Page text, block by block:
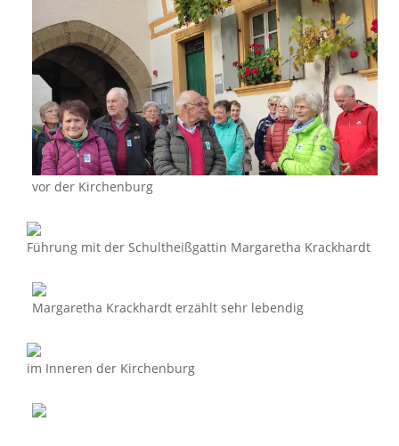
vor der Kirchenburg
Führung mit der Schultheißgattin Margaretha Krackhardt
Margaretha Krackhardt erzählt sehr lebendig
im Inneren der Kirchenburg